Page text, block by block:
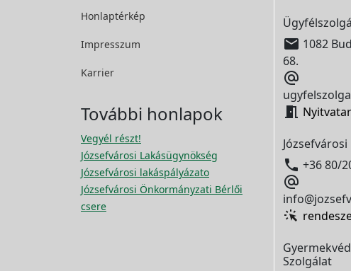
Honlaptérkép
Impresszum
Karrier
További honlapok
Vegyél részt!
Józsefvárosi Lakásügynökség
Józsefvárosi lakáspályázato
Józsefvárosi Önkormányzati Bérlői
csere
 1082
68.


 +36 80/

Szolgálat